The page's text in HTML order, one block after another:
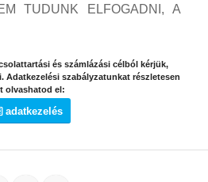
TUDUNK ELFOGADNI, A
és számlázási célból kérjük,
Adatkezelési szabályzatunkat részletesen
olvashatod el:
adatkezelés